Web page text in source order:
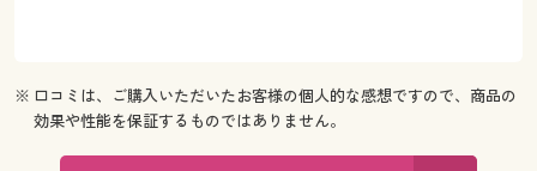
※ 口コミは、ご購入いただいたお客様の個人的な感想ですので、商品の
効果や性能を保証するものではありません。